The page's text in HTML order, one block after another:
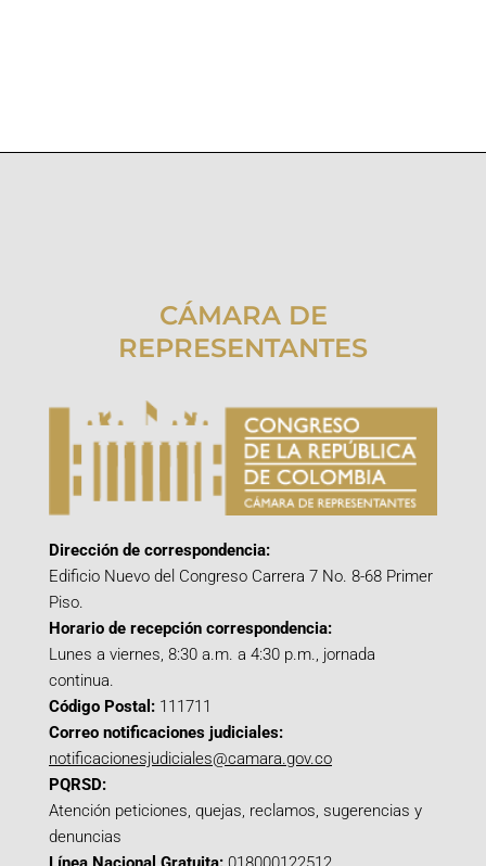
CÁMARA DE
REPRESENTANTES
Dirección de correspondencia:
Edificio Nuevo del Congreso Carrera 7 No. 8-68 Primer
Piso.
Horario de recepción correspondencia:
Lunes a viernes, 8:30 a.m. a 4:30 p.m., jornada
continua.
Código Postal: 111711
Correo notificaciones judiciales:
notificacionesjudiciales@camara.gov.co
PQRSD:
Atención peticiones, quejas, reclamos, sugerencias y
denuncias